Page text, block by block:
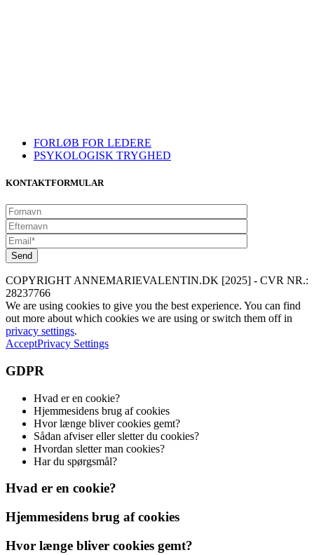
FORLØB FOR LEDERE
PSYKOLOGISK TRYGHED
KONTAKTFORMULAR
COPYRIGHT ANNEMARIEVALENTIN.DK [2025] - CVR NR.:
28237766
We are using cookies to give you the best experience. You can find
out more about which cookies we are using or switch them off in
privacy settings.
AcceptPrivacy Settings
GDPR
Hvad er en cookie?
Hjemmesidens brug af cookies
Hvor længe bliver cookies gemt?
Sådan afviser eller sletter du cookies?
Hvordan sletter man cookies?
Har du spørgsmål?
Hvad er en cookie?
Hjemmesidens brug af cookies
Hvor længe bliver cookies gemt?